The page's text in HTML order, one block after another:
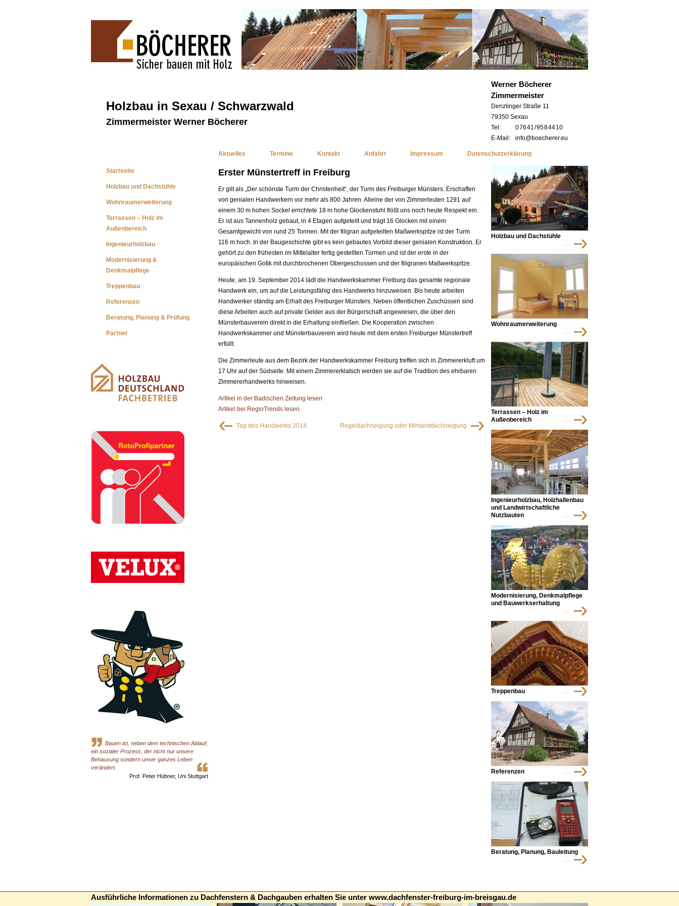
Holzbau in Sexau / Schwarzwald
Zimmermeister Werner Böcherer
Werner Böcherer
Zimmermeister
Denzlinger Straße 11
79350 Sexau
Tel:
0 76 41 / 95 8 44 10
E-Mail:
info@boecherer.eu
Startseite
Holzbau und Dachstühle
Wohnraumerweiterung
Terrassen – Holz im
Außenbereich
Ingenieurholzbau
Modernisierung &
Denkmalpflege
Treppenbau
Referenzen
Beratung, Planung & Prüfung
Partner
Aktuelles Termine Kontakt Anfahrt Impressum Datenschutzerklärung
Erster Münstertreff in Freiburg
Er gilt als „Der schönste Turm der Christenheit“, der Turm des Freiburger Münsters. Erschaffen
von genialen Handwerkern vor mehr als 800 Jahren. Alleine der von Zimmerleuten 1291 auf
einem 30 m hohen Sockel errichtete 18 m hohe Glockenstuhl flößt uns noch heute Respekt ein.
Er ist aus Tannenholz gebaut, in 4 Etagen aufgeteilt und trägt 16 Glocken mit einem
Gesamtgewicht von rund 25 Tonnen. Mit der filigran aufgeteilten Maßwerkspitze ist der Turm
116 m hoch. In der Baugeschichte gibt es kein gebautes Vorbild dieser genialen Konstruktion. Er
gehört zu den frühesten im Mittelalter fertig gestellten Türmen und ist der erste in der
europäischen Gotik mit durchbrochenen Obergeschossen und der filigranen Maßwerkspitze.
Heute, am 19. September 2014 lädt die Handwerkskammer Freiburg das gesamte regionale
Handwerk ein, um auf die Leistungsfähig des Handwerks hinzuweisen. Bis heute arbeiten
Handwerker ständig am Erhalt des Freiburger Münsters. Neben öffentlichen Zuschüssen sind
diese Arbeiten auch auf private Gelder aus der Bürgerschaft angewiesen, die über den
Münsterbauverein direkt in die Erhaltung einfließen. Die Kooperation zwischen
Handwerkskammer und Münsterbauverein wird heute mit dem ersten Freiburger Münstertreff
erfüllt.
Die Zimmerleute aus dem Bezirk der Handwerkskammer Freiburg treffen sich in Zimmererkluft um
17 Uhr auf der Südseite. Mit einem Zimmererklatsch werden sie auf die Tradition des ehrbaren
Zimmererhandwerks hinweisen.
Artikel in der Badischen Zeitung lesen
Artikel bei RegioTrends lesen
Tag des Handwerks 2014 Regeldachneigung oder Mindestdachneigung
Holzbau und Dachstühle
…
Wohnraumerweiterung
…
Terrassen – Holz im
Außenbereich
…
Ingenieurholzbau, Holzhallenbau
und Landwirtschaftliche
Nutzbauten
…
Modernisierung, Denkmalpflege
und Bauwerkserhaltung
…
Treppenbau …
Referenzen …
Beratung, Planung, Bauleitung
…
Bauen ist, neben dem technischen Ablauf,
ein sozialer Prozess, der nicht nur unsere
Behausung sondern unser ganzes Leben
verändert.
Prof. Peter Hübner, Uni Stuttgart
Ausführliche Informationen zu Dachfenstern & Dachgauben erhalten Sie unter www.dachfenster-freiburg-im-breisgau.de